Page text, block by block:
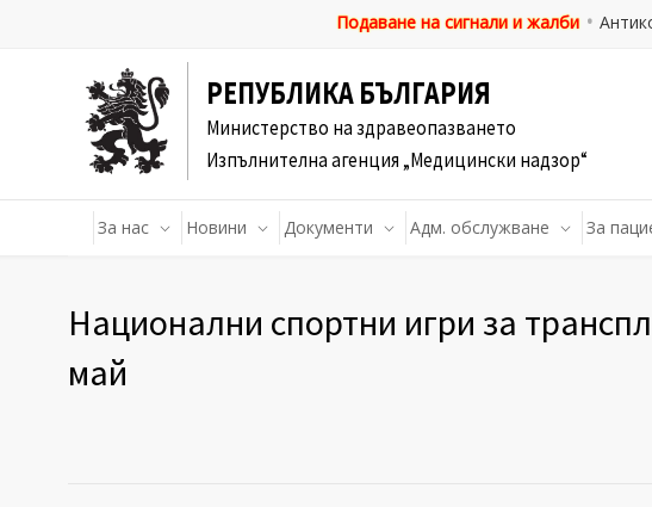
Подаване на сигнали и жалби
РЕПУБЛИКА БЪЛГАРИЯ
Министерство на здравеопазването
Изпълнителна агенция „Медицински надзор“
За нас Новини Документи Адм. обслужване За
Национални спортни игри за
май